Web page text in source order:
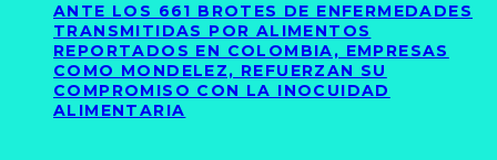
ANTE LOS 661 BROTES DE ENFERMEDADES
TRANSMITIDAS POR ALIMENTOS
REPORTADOS EN COLOMBIA, EMPRESAS
COMO MONDELEZ, REFUERZAN SU
COMPROMISO CON LA INOCUIDAD
ALIMENTARIA